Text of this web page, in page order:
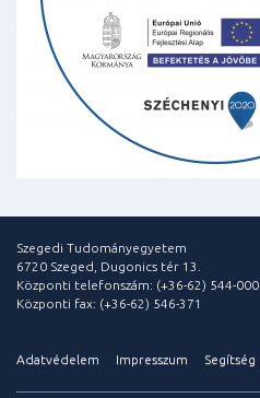
Szegedi Tudományegyetem
6720 Szeged, Dugonics tér 13.
Központi telefonszám: (+36-62) 544-000
Központi fax: (+36-62) 546-371
Adatvédelem Impresszum Segítség